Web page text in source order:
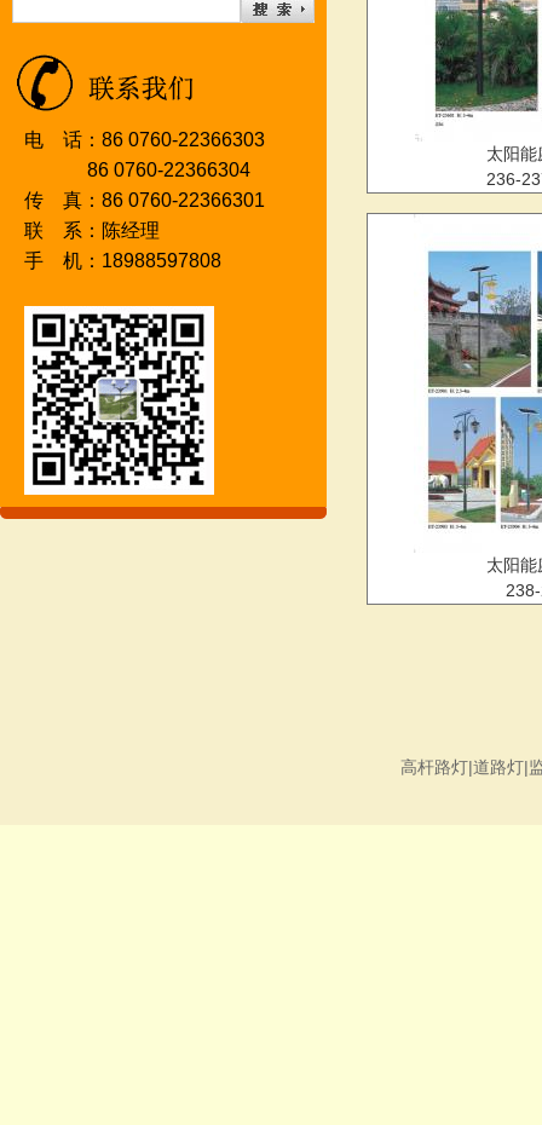
电 话：86 0760-22366303
86 0760-22366304
传 真：86 0760-22366301
联 系：陈经理
手 机：18988597808
太阳能
236-
太阳能
高杆路灯|道路灯|